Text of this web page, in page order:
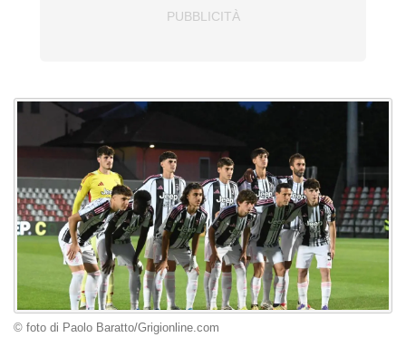
© foto di Paolo Baratto/Grigionline.com